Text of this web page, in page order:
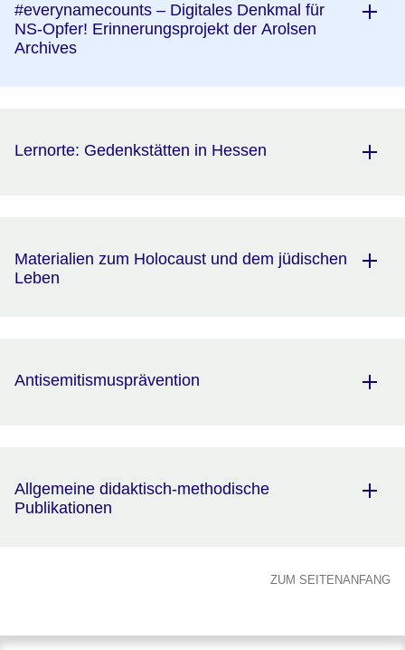
#everynamecounts – Digitales Denkmal für
NS-Opfer! Erinnerungsprojekt der Arolsen
Archives
Lernorte: Gedenkstätten in Hessen
Materialien zum Holocaust und dem jüdischen
Leben
Antisemitismusprävention
Allgemeine didaktisch-methodische
Publikationen
ZUM SEITENANFANG